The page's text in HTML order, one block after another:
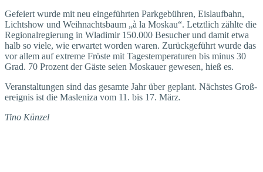
Gefeiert wurde mit neu eingeführten Parkgebühren, Eislaufbahn,
Lichtshow und Weihnachtsbaum „à la Moskau“. Letztlich zählte die
Regionalregierung in Wladimir 150.000 Besucher und damit etwa
halb so viele, wie erwartet worden waren. Zurückgeführt wurde das
vor allem auf extreme Fröste mit Tages­temperaturen bis minus 30
Grad. 70 Prozent der Gäste seien Moskauer gewesen, hieß es.
Veranstaltungen sind das gesamte Jahr über geplant. Nächstes Groß­
ereignis ist die Masleniza vom 11. bis 17. März.
Tino Künzel